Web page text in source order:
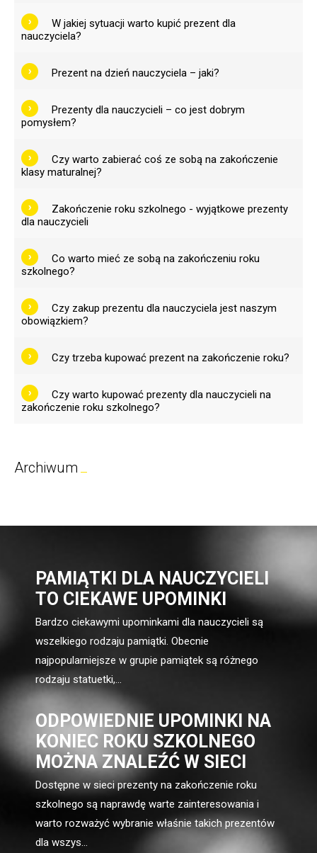
W jakiej sytuacji warto kupić prezent dla
nauczyciela?
Prezent na dzień nauczyciela – jaki?
Prezenty dla nauczycieli – co jest dobrym
pomysłem?
Czy warto zabierać coś ze sobą na zakończenie
klasy maturalnej?
Zakończenie roku szkolnego - wyjątkowe prezenty
dla nauczycieli
Co warto mieć ze sobą na zakończeniu roku
szkolnego?
Czy zakup prezentu dla nauczyciela jest naszym
obowiązkiem?
Czy trzeba kupować prezent na zakończenie roku?
Czy warto kupować prezenty dla nauczycieli na
zakończenie roku szkolnego?
Archiwum
PAMIĄTKI DLA NAUCZYCIELI
TO CIEKAWE UPOMINKI
Bardzo ciekawymi upominkami dla nauczycieli są
wszelkiego rodzaju pamiątki. Obecnie
najpopularniejsze w grupie pamiątek są różnego
rodzaju statuetki,...
ODPOWIEDNIE UPOMINKI NA
KONIEC ROKU SZKOLNEGO
MOŻNA ZNALEŹĆ W SIECI
Dostępne w sieci prezenty na zakończenie roku
szkolnego są naprawdę warte zainteresowania i
warto rozważyć wybranie właśnie takich prezentów
dla wszys...